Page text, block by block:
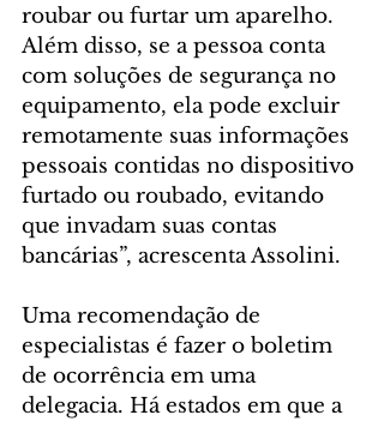
roubar ou furtar um aparelho.
Além disso, se a pessoa conta
com soluções de segurança no
equipamento, ela pode excluir
remotamente suas informações
pessoais contidas no dispositivo
furtado ou roubado, evitando
que invadam suas contas
bancárias”, acrescenta Assolini.
Uma recomendação de
especialistas é fazer o boletim
de ocorrência em uma
delegacia. Há estados em que a